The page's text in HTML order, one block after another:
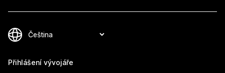
Přihlášení vývojáře